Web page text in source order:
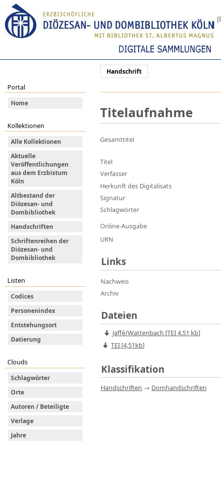
Handschrift
Portal
Home
Kollektionen
Alle Kollektionen
Aktuelle
Veröffentlichungen
aus dem Erzbistum
Köln
Altbestand der
Diözesan- und
Dombibliothek
Handschriften
Schriftenreihen der
Diözesan- und
Dombibliothek
Listen
Codices
Personenindex
Entstehungsort
Datierung
Clouds
Schlagwörter
Orte
Autoren / Beteiligte
Verlage
Jahre
Titelaufnahme
Gesamttitel
Titel
Verfasser
Herkunft des Digitalisats
Signatur
Schlagwörter
Online-Ausgabe
URN
Links
Nachweis
Archiv
Dateien
Jaffé/Wattenbach [TEI4.51 kb]
TEI [4,51kb]
Klassifikation
Handschriften → Domhandschriften